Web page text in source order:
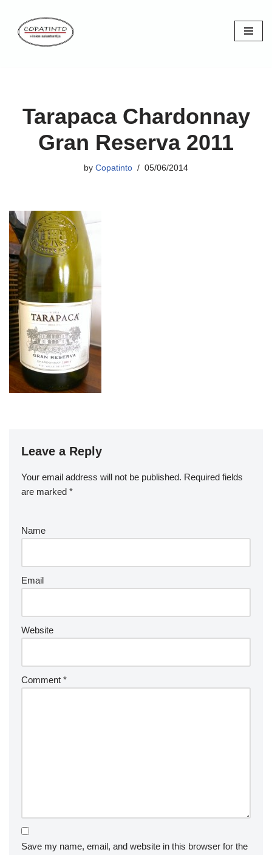
Skip
Tarapaca Chardonnay
Gran Reserva 2011
by Copatinto 05/06/2014
Leave a Reply
Your email address will not be published. Required fields
are marked *
Name
Email
Website
Comment *
Save my name, email, and website in this browser for the